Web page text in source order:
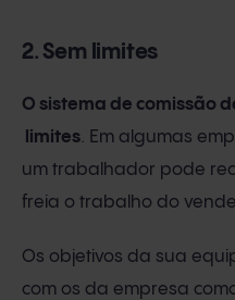
2. Sem limites
O sistema de comissão
limites. Em algumas
um trabalhador pode
freia o trabalho do
Os objetivos da sua
com os da empresa